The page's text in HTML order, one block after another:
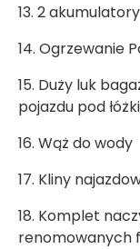
13. 2
14. Ogrzewanie
15. Duży luk
pojazdu pod
16. Wąż do wody
17. Kliny
18. Komplet
renomowanych